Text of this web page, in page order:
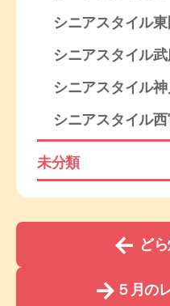
シニアスタイル東
シニアスタイル
シニアスタイル
シニアスタイル
未分類
← ど
→ ５月の